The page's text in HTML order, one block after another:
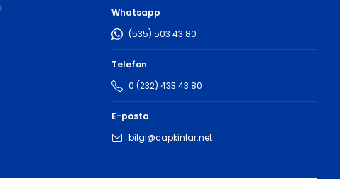
Whatsapp
(535) 503 43 80
Telefon
0 (232) 433 43 80
E-posta
bilgi@capkinlar.net